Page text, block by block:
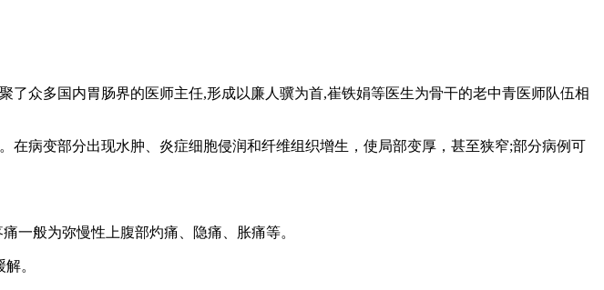
众多国内胃肠界的医师主任,形成以廉人骥为首,崔铁娟等医生为骨干的老中青医师队伍相
病变部分出现水肿、炎症细胞侵润和纤维组织增生，使局部变厚，甚至狭窄;部分病例可
一般为弥慢性上腹部灼痛、隐痛、胀痛等。
。